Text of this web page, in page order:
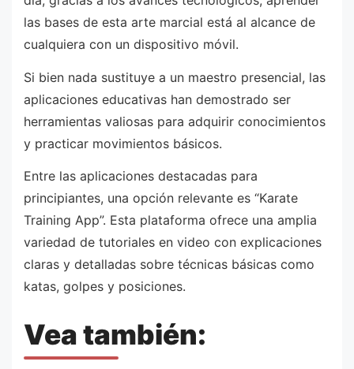
las bases de esta arte marcial está al alcance de
cualquiera con un dispositivo móvil.
Si bien nada sustituye a un maestro presencial, las
aplicaciones educativas han demostrado ser
herramientas valiosas para adquirir conocimientos
y practicar movimientos básicos.
Entre las aplicaciones destacadas para
principiantes, una opción relevante es “Karate
Training App”. Esta plataforma ofrece una amplia
variedad de tutoriales en video con explicaciones
claras y detalladas sobre técnicas básicas como
katas, golpes y posiciones.
Vea también: